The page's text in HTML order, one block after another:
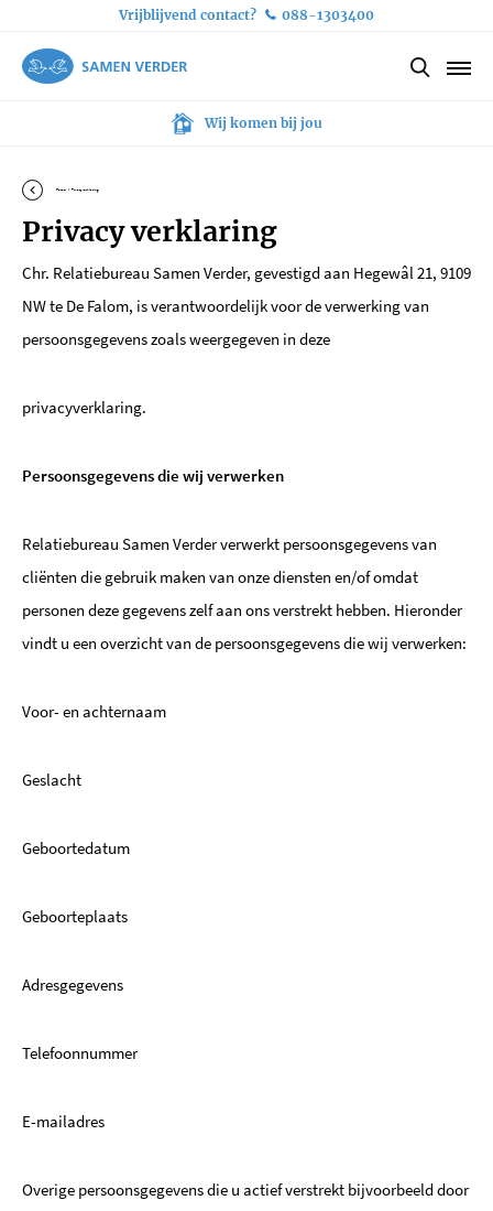
Vrijblijvend contact? 088-1303400
Deskundige en discrete persoonlijke bemiddeling
Wij komen bij jou
Wij bemiddelen voor alle gezindten
Slagingspercentage van meer dan 70%
Home Privacy verklaring
Privacy verklaring
Chr. Relatiebureau Samen Verder, gevestigd aan Hegewâl 21, 9109
NW te De Falom, is verantwoordelijk voor de verwerking van
persoonsgegevens zoals weergegeven in deze
privacyverklaring.
Persoonsgegevens die wij verwerken
Relatiebureau Samen Verder verwerkt persoonsgegevens van
cliënten die gebruik maken van onze diensten en/of omdat
personen deze gegevens zelf aan ons verstrekt hebben. Hieronder
vindt u een overzicht van de persoonsgegevens die wij verwerken:
Voor- en achternaam
Geslacht
Geboortedatum
Geboorteplaats
Adresgegevens
Telefoonnummer
E-mailadres
Overige persoonsgegevens die u actief verstrekt bijvoorbeeld door